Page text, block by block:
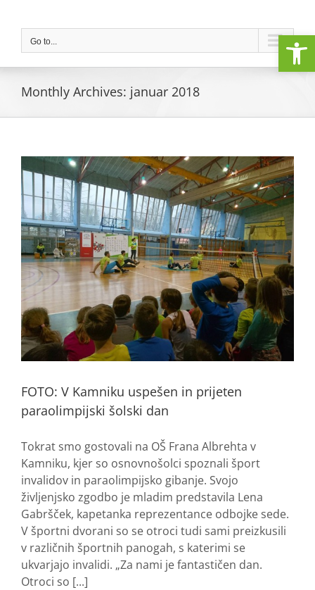
contentGo to...
Monthly Archives: januar 2018
FOTO: V Kamniku uspešen in prijeten
paraolimpijski šolski dan
Tokrat smo gostovali na OŠ Frana Albrehta v
Kamniku, kjer so osnovnošolci spoznali šport
invalidov in paraolimpijsko gibanje. Svojo
življenjsko zgodbo je mladim predstavila Lena
Gabršček, kapetanka reprezentance odbojke sede.
V športni dvorani so se otroci tudi sami preizkusili
v različnih športnih panogah, s katerimi se
ukvarjajo invalidi. „Za nami je fantastičen dan.
Otroci so [...]